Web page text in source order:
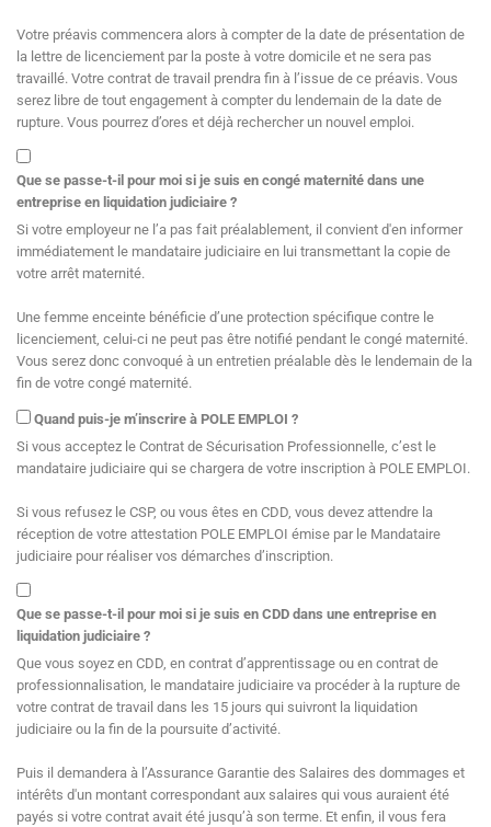
Votre préavis commencera alors à compter de la date de présentation de
la lettre de licenciement par la poste à votre domicile et ne sera pas
travaillé. Votre contrat de travail prendra fin à l’issue de ce préavis. Vous
serez libre de tout engagement à compter du lendemain de la date de
rupture. Vous pourrez d’ores et déjà rechercher un nouvel emploi.
Que se passe-t-il pour moi si je suis en congé maternité dans une
entreprise en liquidation judiciaire ?
Si votre employeur ne l’a pas fait préalablement, il convient d'en informer
immédiatement le mandataire judiciaire en lui transmettant la copie de
votre arrêt maternité.
Une femme enceinte bénéficie d’une protection spécifique contre le
licenciement, celui-ci ne peut pas être notifié pendant le congé maternité.
Vous serez donc convoqué à un entretien préalable dès le lendemain de la
fin de votre congé maternité.
Quand puis-je m’inscrire à POLE EMPLOI ?
Si vous acceptez le Contrat de Sécurisation Professionnelle, c’est le
mandataire judiciaire qui se chargera de votre inscription à POLE EMPLOI.
Si vous refusez le CSP, ou vous êtes en CDD, vous devez attendre la
réception de votre attestation POLE EMPLOI émise par le Mandataire
judiciaire pour réaliser vos démarches d’inscription.
Que se passe-t-il pour moi si je suis en CDD dans une entreprise en
liquidation judiciaire ?
Que vous soyez en CDD, en contrat d’apprentissage ou en contrat de
professionnalisation, le mandataire judiciaire va procéder à la rupture de
votre contrat de travail dans les 15 jours qui suivront la liquidation
judiciaire ou la fin de la poursuite d’activité.
Puis il demandera à l’Assurance Garantie des Salaires des dommages et
intérêts d'un montant correspondant aux salaires qui vous auraient été
payés si votre contrat avait été jusqu’à son terme. Et enfin, il vous fera